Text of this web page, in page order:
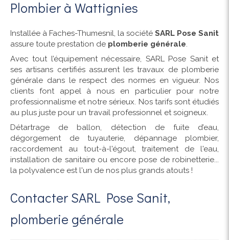
Plombier à Wattignies
Installée à Faches-Thumesnil, la société SARL Pose Sanit
assure toute prestation de plomberie générale.
Avec tout l’équipement nécessaire, SARL Pose Sanit et
ses artisans certifiés assurent les travaux de plomberie
générale dans le respect des normes en vigueur. Nos
clients font appel à nous en particulier pour notre
professionnalisme et notre sérieux. Nos tarifs sont étudiés
au plus juste pour un travail professionnel et soigneux.
Détartrage de ballon, détection de fuite d’eau,
dégorgement de tuyauterie, dépannage plombier,
raccordement au tout-à-l'égout, traitement de l'eau,
installation de sanitaire ou encore pose de robinetterie...
la polyvalence est l'un de nos plus grands atouts !
Contacter SARL Pose Sanit,
plomberie générale